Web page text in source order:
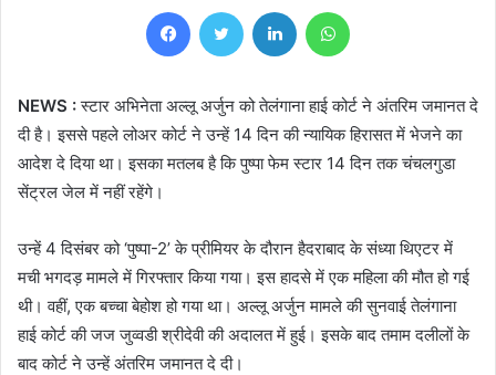
FacebookTwitter LinkedIn
NEWS :स्टार अभिनेता अल्लू अर्जुन को तेलंगाना हाई कोर्ट ने अंतरिम जमानत दे
दी है। इससे पहले लोअर कोर्ट ने उन्हें 14 दिन की न्यायिक हिरासत में भेजने का
आदेश दे दिया था। इसका मतलब है कि पुष्पा फेम स्टार 14 दिन तक चंचलगुडा
सेंट्रल जेल में नहीं रहेंगे।
उन्हें 4 दिसंबर को ‘पुष्पा-2’ के प्रीमियर के दौरान हैदराबाद के संध्या थिएटर में
मची भगदड़ मामले में गिरफ्तार किया गया। इस हादसे में एक महिला की मौत हो गई
थी। वहीं, एक बच्चा बेहोश हो गया था। अल्लू अर्जुन मामले की सुनवाई तेलंगाना
हाई कोर्ट की जज जुव्वडी श्रीदेवी की अदालत में हुई। इसके बाद तमाम दलीलों के
बाद कोर्ट ने उन्हें अंतरिम जमानत दे दी।